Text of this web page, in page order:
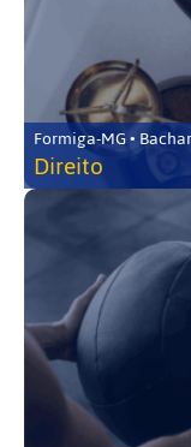
Formiga-MG •
Direito